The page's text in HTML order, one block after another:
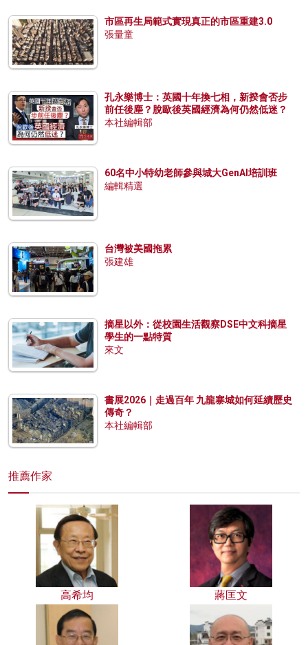
市區再生局範式實現真正的市區重建3.0
張量童
孔永樂博士：英國十年換七相，新揆會否步
前任後塵？脫歐後英國經濟為何仍然低迷？
本社編輯部
60名中小特幼老師參與城大GenAI培訓班
編輯精選
台灣被美國拖累
張建雄
摘星以外：從校園生活觀察DSE中文科摘星
學生的一點特質
來文
書展2026｜走過百年 九龍寨城如何延續歷史
傳奇？
本社編輯部
推薦作家
高希均 蔣匡文